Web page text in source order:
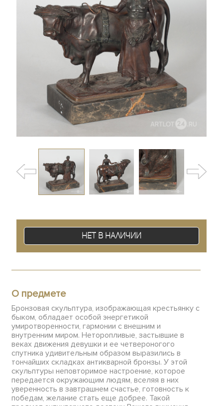
Нет в наличии
О предмете
Бронзовая скульптура, изображающая крестьянку с
быком, обладает особой энергетикой
умиротворенности, гармонии с внешним и
внутренним миром. Неторопливые, застывшие в
веках движения девушки и ее четвероногого
спутника удивительным образом выразились в
тончайших складках антикварной бронзы. У этой
скульптуры неповторимое настроение, которое
передается окружающим людям, вселяя в них
уверенность в завтрашнем счастье, готовность к
победам, желание стать еще добрее. Такой